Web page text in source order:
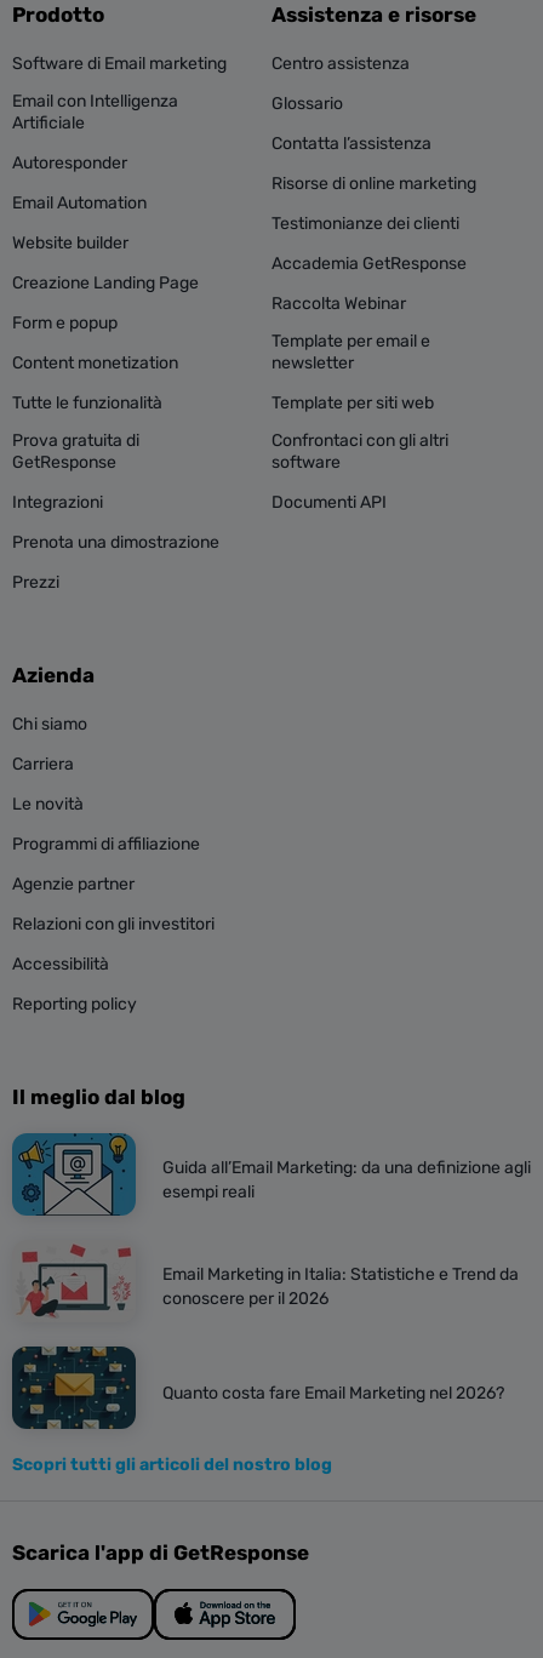
Prodotto
Software di Email marketing
Email con Intelligenza
Artificiale
Autoresponder
Email Automation
Website builder
Creazione Landing Page
Form e popup
Content monetization
Tutte le funzionalità
Prova gratuita di
GetResponse
Integrazioni
Prenota una dimostrazione
Prezzi
Assistenza e risorse
Centro assistenza
Glossario
Contatta l’assistenza
Risorse di online marketing
Testimonianze dei clienti
Accademia GetResponse
Raccolta Webinar
Template per email e
newsletter
Template per siti web
Confrontaci con gli altri
software
Documenti API
Azienda
Chi siamo
Carriera
Le novità
Programmi di affiliazione
Agenzie partner
Relazioni con gli investitori
Accessibilità
Reporting policy
Il meglio dal blog
Guida all’Email Marketing: da una definizione agli
esempi reali
Email Marketing in Italia: Statistiche e Trend da
conoscere per il 2026
Quanto costa fare Email Marketing nel 2026?
Scopri tutti gli articoli del nostro blog
Scarica l'app di GetResponse